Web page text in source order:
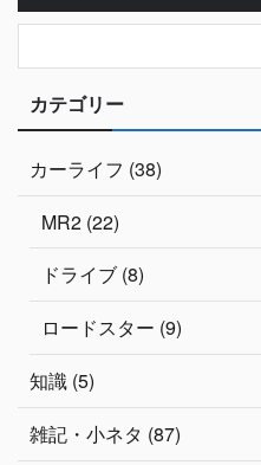
カテゴリー
カーライフ (38)
MR2 (22)
ドライブ (8)
ロードスター (9)
知識 (5)
雑記・小ネタ (87)